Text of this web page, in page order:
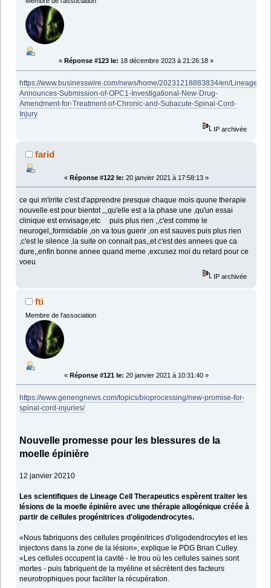
« Réponse #123 le: 18 décembre 2023 à 21:26:18 »
https://www.businesswire.com/news/home/20231218883834/en/Lineage-
Announces-Submission-of-OPC1-Investigational-New-Drug-
Amendment-for-Treatment-of-Chronic-and-Subacute-Spinal-Cord-
Injury
IP archivée
farid
« Réponse #122 le: 20 janvier 2021 à 17:58:13 »
ce qui m'irrite c'est d'apprendre presque chaque mois quune therapie
nouvelle est pour bientot ,,,qu'elle est a la phase une ,qu'un essai
clinique est envisage,etc puis plus rien ,,c'est comme le
neurogel,,formidable ,on va tous guerir ,on est sauves puis plus rien
,c'est le silence ,la suite on connait pas,,et c'est des annees que ca
dure,,enfin bonne annee quand meme ,excusez moi du retard pour ce
voeu
IP archivée
fti
Membre de l'association
« Réponse #121 le: 20 janvier 2021 à 10:31:40 »
https://www.genengnews.com/topics/bioprocessing/new-promise-for-
spinal-cord-injuries/
Nouvelle promesse pour les blessures de la
moelle épinière
12 janvier 20210
Les scientifiques de Lineage Cell Therapeutics espèrent traiter les
lésions de la moelle épinière avec une thérapie allogénique créée à
partir de cellules progénitrices d'oligodendrocytes.
«Nous fabriquons des cellules progénitrices d'oligodendrocytes et les
injectons dans la zone de la lésion», explique le PDG Brian Culley.
«Les cellules occupent la cavité - le trou où les cellules saines sont
mortes - puis fabriquent de la myéline et sécrètent des facteurs
neurotrophiques pour faciliter la récupération.